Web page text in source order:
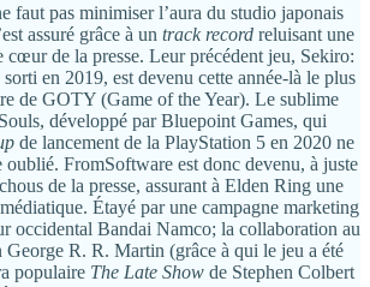
faut pas minimiser l’aura du studio japonais
assuré grâce à un track record reluisant une
cœur de la presse. Leur précédent jeu, Sekiro:
en 2019, est devenu cette année-là le plus
de GOTY (Game of the Year). Le sublime
développé par Bluepoint Games, qui
de lancement de la PlayStation 5 en 2020 ne
oublié. FromSoftware est donc devenu, à juste
de la presse, assurant à Elden Ring une
Étayé par une campagne marketing
occidental Bandai Namco; la collaboration au
George R. R. Martin (grâce à qui le jeu a été
populaire The Late Show de Stephen Colbert